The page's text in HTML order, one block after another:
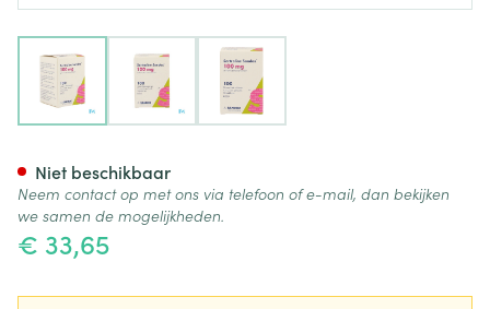
View larger imageView larger imageView larger image
€ 33,65
Niet beschikbaar
Neem contact op met ons via telefoon of e-mail, dan bekijken
we samen de mogelijkheden.